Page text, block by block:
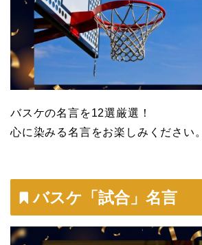
バスケの名言を12選厳選！
心に染みる名言をお楽しみください。
バスケ「試合」名言